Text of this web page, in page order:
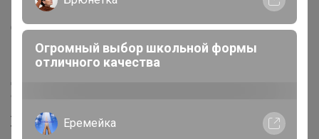
Индивидуальная упаковка: Без упаковки
Сертификат: ЕАС
Набор: Нет
Цвет: МИКС
Для кого: Унисекс
Формат: А5
Линовка блока: Клетка
Тип скрепления: На скобе
Огромный выбор школьной формы
отличного качества
Еремейка